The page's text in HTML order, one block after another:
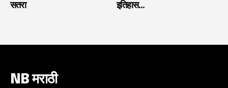
सतरा
इतिहास…
NB मराठी